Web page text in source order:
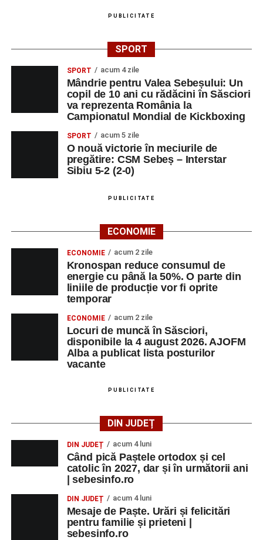
PUBLICITATE
SPORT
SPORT acum 4 zile
Mândrie pentru Valea Sebeșului: Un
copil de 10 ani cu rădăcini în Săsciori
va reprezenta România la
Campionatul Mondial de Kickboxing
SPORT acum 5 zile
O nouă victorie în meciurile de
pregătire: CSM Sebeș – Interstar
Sibiu 5-2 (2-0)
PUBLICITATE
ECONOMIE
ECONOMIE acum 2 zile
Kronospan reduce consumul de
energie cu până la 50%. O parte din
liniile de producție vor fi oprite
temporar
ECONOMIE acum 2 zile
Locuri de muncă în Săsciori,
disponibile la 4 august 2026. AJOFM
Alba a publicat lista posturilor
vacante
PUBLICITATE
DIN JUDEȚ
DIN JUDEȚ acum 4 luni
Când pică Paștele ortodox și cel
catolic în 2027, dar și în următorii ani
| sebesinfo.ro
DIN JUDEȚ acum 4 luni
Mesaje de Paște. Urări și felicitări
pentru familie și prieteni |
sebesinfo.ro